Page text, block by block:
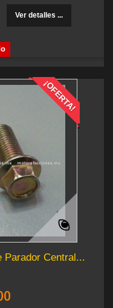
Ver detalles ...
¡OFERTA!
Parador Central...